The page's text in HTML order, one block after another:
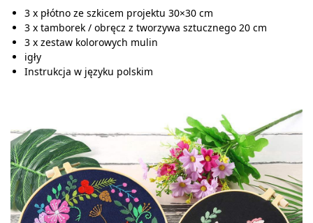
3 x płótno ze szkicem projektu 30×30 cm
3 x tamborek / obręcz z tworzywa sztucznego 20 cm
3 x zestaw kolorowych mulin
igły
Instrukcja w języku polskim